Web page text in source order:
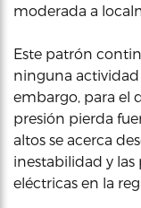
moderada a
Este patrón
ninguna
embargo, para el
presión pierda
altos se acerca
inestabilidad y
eléctricas en la